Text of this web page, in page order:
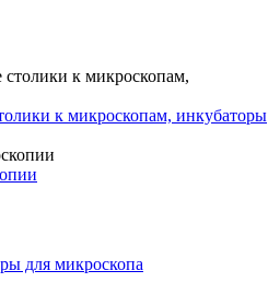
к микроскопам, инкубаторы
для микроскопа